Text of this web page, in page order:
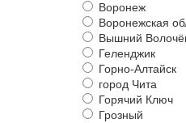
Воронеж
Воронежская
Вышний
Геленджик
Горно-Алтайск
город Чита
Горячий Ключ
Грозный